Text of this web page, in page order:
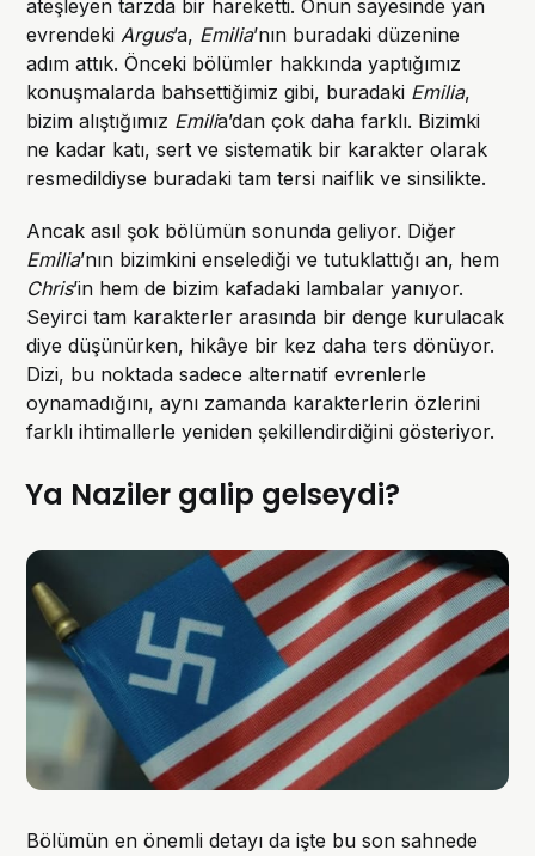
ateşleyen tarzda bir hareketti. Onun sayesinde yan
evrendeki Argus’a, Emilia’nın buradaki düzenine
adım attık. Önceki bölümler hakkında yaptığımız
konuşmalarda bahsettiğimiz gibi, buradaki Emilia,
bizim alıştığımız Emilia’dan çok daha farklı. Bizimki
ne kadar katı, sert ve sistematik bir karakter olarak
resmedildiyse buradaki tam tersi naiflik ve sinsilikte.
Ancak asıl şok bölümün sonunda geliyor. Diğer
Emilia’nın bizimkini enselediği ve tutuklattığı an, hem
Chris’in hem de bizim kafadaki lambalar yanıyor.
Seyirci tam karakterler arasında bir denge kurulacak
diye düşünürken, hikâye bir kez daha ters dönüyor.
Dizi, bu noktada sadece alternatif evrenlerle
oynamadığını, aynı zamanda karakterlerin özlerini
farklı ihtimallerle yeniden şekillendirdiğini gösteriyor.
Ya Naziler galip gelseydi?
Bölümün en önemli detayı da işte bu son sahnede